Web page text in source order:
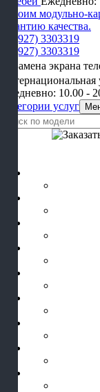
Строим модульно-
гарантию качества.
+7 (927) 3303319
+7 (927) 3303319
Интернациональная
Ежедневно: 10.00 -
Категории услуг